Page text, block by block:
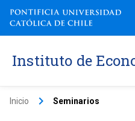
Instituto de
Inicio keyboard_arrow_right Seminarios